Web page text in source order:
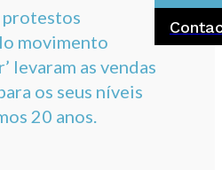
protestos
movimento
levaram as vendas
os seus níveis
20 anos.